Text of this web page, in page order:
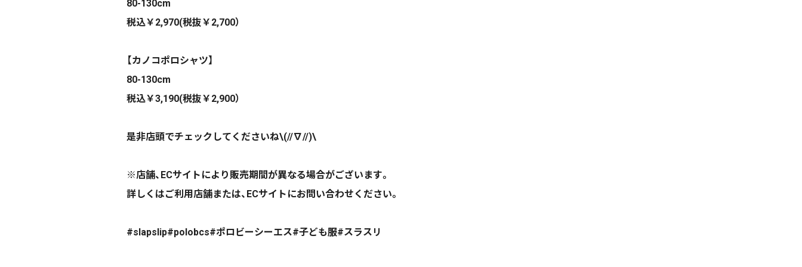
80-130cm
税込￥2,970(税抜￥2,700）
【カノコポロシャツ】
80-130cm
税込￥3,190(税抜￥2,900）
是非店頭でチェックしてくださいね\(//∇//)\
※店舗、ECサイトにより販売期間が異なる場合がございます。
詳しくはご利用店舗または、ECサイトにお問い合わせください。
#slapslip#polobcs#ポロビーシーエス#子ども服#スラスリ